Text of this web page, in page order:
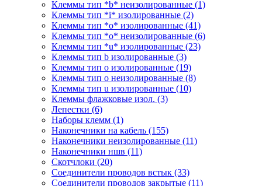
Клеммы тип *b* неизолированные (1)
Клеммы тип *i* изолированные (2)
Клеммы тип *o* изолированные (41)
Клеммы тип *o* неизолированные (6)
Клеммы тип *u* изолированные (23)
Клеммы тип b изолированные (3)
Клеммы тип o изолированные (19)
Клеммы тип o неизолированные (8)
Клеммы тип u изолированные (10)
Клеммы флажковые изол. (3)
Лепестки (6)
Наборы клемм (1)
Наконечники на кабель (155)
Наконечники неизолированные (11)
Наконечники ншв (11)
Скотчлоки (20)
Соединители проводов встык (33)
Соединители проводов закрытые (11)